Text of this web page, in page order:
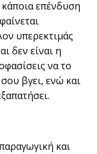
κάποια επένδυση
υπερεκτιμάς
δεν είναι η
να το
βγει, ενώ και
και